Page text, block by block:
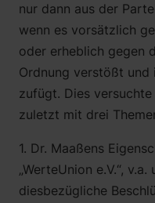
nur dann aus der
wenn es vorsätzlich
oder erheblich gegen
Ordnung verstößt und
zufügt. Dies
zuletzt mit drei
1. Dr. Maaßens
„WerteUnion e.V.“,
diesbezügliche